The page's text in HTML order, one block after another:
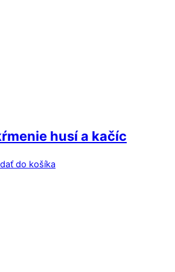
husí a kačíc
do košíka